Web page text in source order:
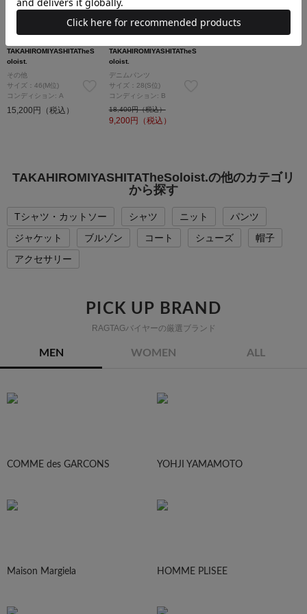
TAKAHIROMIYASHITATheS
oloist.
その他
サイズ：46(M位)
コンディション: A
15,200円（税込）
TAKAHIROMIYASHITATheS
oloist.
デニムパンツ
サイズ：28(S位)
コンディション: B
18,400円（税込）
9,200円（税込）
TAKAHIROMIYASHITATheSoloist.の他のカテゴリ
から探す
Tシャツ・カットソー シャツ ニット
パンツ
ジャケット
ブルゾン コート シューズ
帽子
アクセサリー
PICK UP BRAND
RAGTAGバイヤーの厳選ブランド
MEN WOMEN ALL
COMME des GARCONS YOHJI YAMAMOTO
Maison Margiela HOMME PLISEE